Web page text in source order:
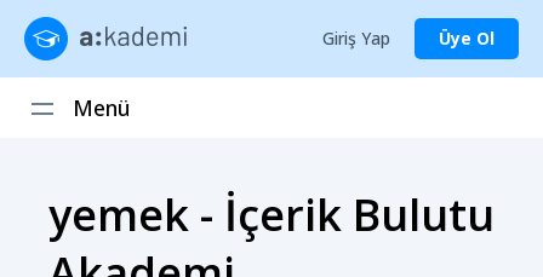
Giriş Yap Üye Ol
Menü
yemek - İçerik Bulutu